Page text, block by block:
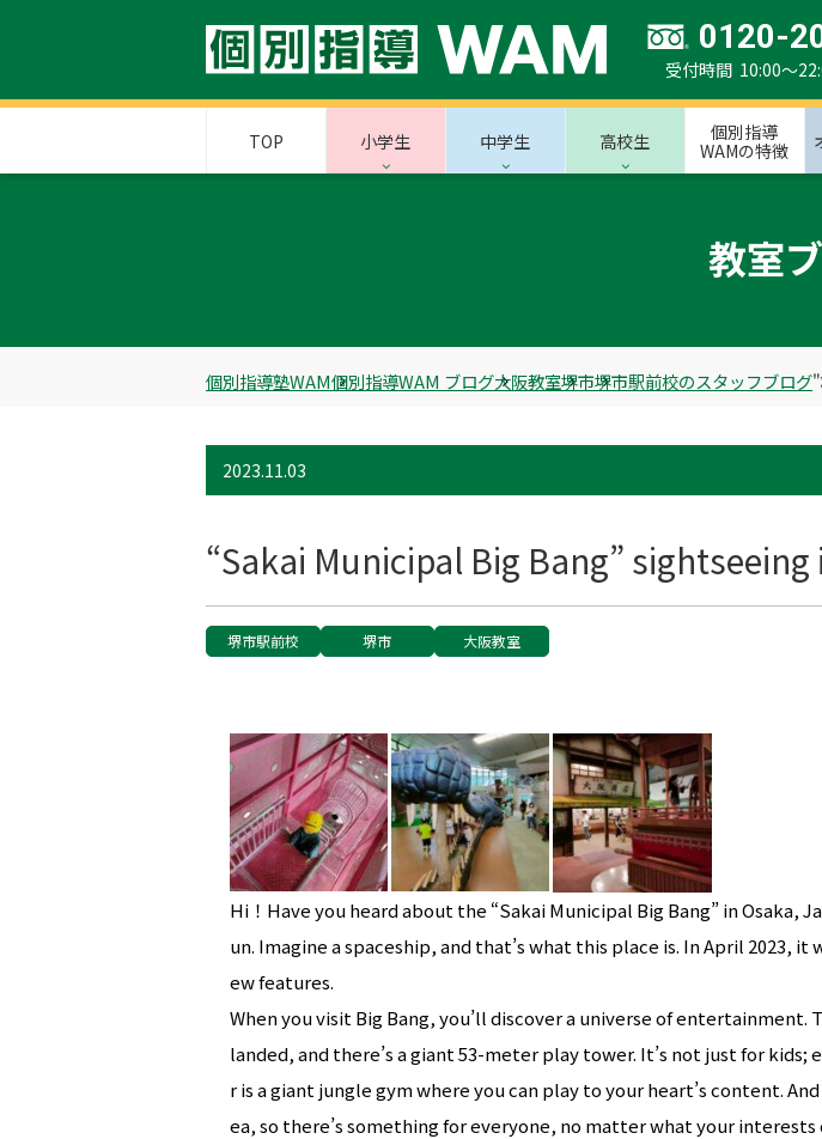
0120-
受付時間 10:00～
TOP 小学生 中学生 高校生
個別指導
WAMの特徴
教室
個別指導塾WAM個別指導WAM ブログ大阪教室堺市堺市駅前校のスタッフブログ
2023.11.03
“Sakai Municipal Big Bang” sightseeing
堺市駅前校 堺市 大阪教室
Hi！Have you heard about the “Sakai Municipal Big Bang” in Osaka,
un. Imagine a spaceship, and that’s what this place is. In April 2023,
ew features.
When you visit Big Bang, you’ll discover a universe of
landed, and there’s a giant 53-meter play tower. It’s not just for
r is a giant jungle gym where you can play to your heart’s content.
ea, so there’s something for everyone, no matter what your interests